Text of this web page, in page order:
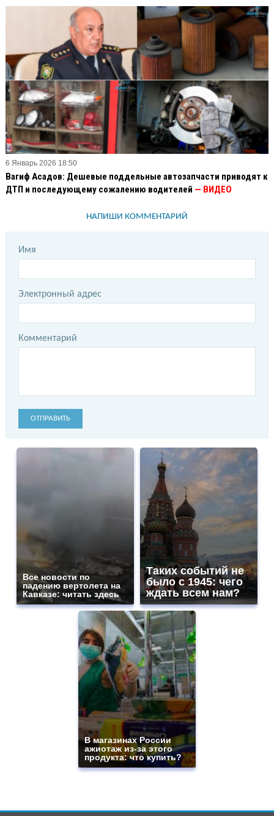
6 Январь 2026 18:50
Вагиф Асадов: Дешевые поддельные автозапчасти приводят к
ДТП и последующему сожалению водителей — ВИДЕО
НАПИШИ КОММЕНТАРИЙ
Имя
Электронный адрес
Комментарий
ОТПРАВИТЬ
Все новости по
падению вертолета на
Кавказе: читать здесь
Таких событий не
было с 1945: чего
ждать всем нам?
В магазинах России
ажиотаж из-за этого
продукта: что купить?